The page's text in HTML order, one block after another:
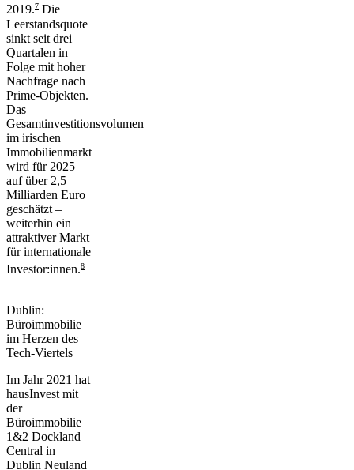
2019.7 Die
Leerstandsquote
sinkt seit drei
Quartalen in
Folge mit hoher
Nachfrage nach
Prime-Objekten.
Das
Gesamtinvestitionsvolumen
im irischen
Immobilienmarkt
wird für 2025
auf über 2,5
Milliarden Euro
geschätzt –
weiterhin ein
attraktiver Markt
für internationale
Investor:innen.8
Dublin:
Büroimmobilie
im Herzen des
Tech-Viertels
Im Jahr 2021 hat
hausInvest mit
der
Büroimmobilie
1&2 Dockland
Central in
Dublin Neuland